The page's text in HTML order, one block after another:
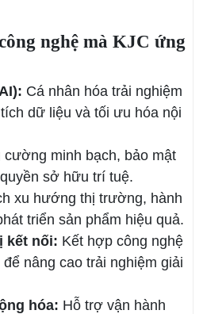
nghệ mà KJC ứng
Cá nhân hóa trải nghiệm
dữ liệu và tối ưu hóa nội
cường minh bạch, bảo mật
sở hữu trí tuệ.
xu hướng thị trường, hành
triển sản phẩm hiệu quả.
kết nối: Kết hợp công nghệ
nâng cao trải nghiệm giải
hóa: Hỗ trợ vận hành